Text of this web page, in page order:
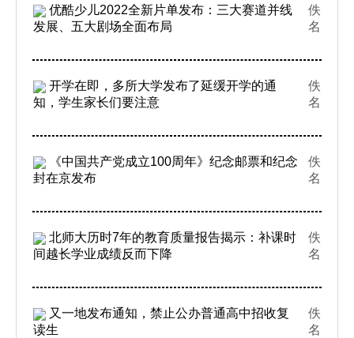
优酷少儿2022全新片单发布：三大赛道并线
发展、五大剧场全面布局
佚
名
开学在即，多所大学发布了延缓开学的通
知，学生家长们要注意
佚
名
《中国共产党成立100周年》纪念邮票和纪念
封在京发布
佚
名
北师大历时7年的教育质量报告揭示：补课时
间越长学业成绩反而下降
佚
名
又一地发布通知，禁止公办普通高中招收复
读生
佚
名